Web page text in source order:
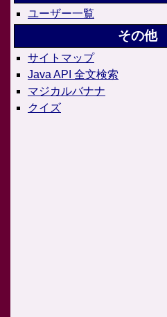
ユーザー一覧
その他
サイトマップ
Java API 全文検索
マジカルバナナ
クイズ